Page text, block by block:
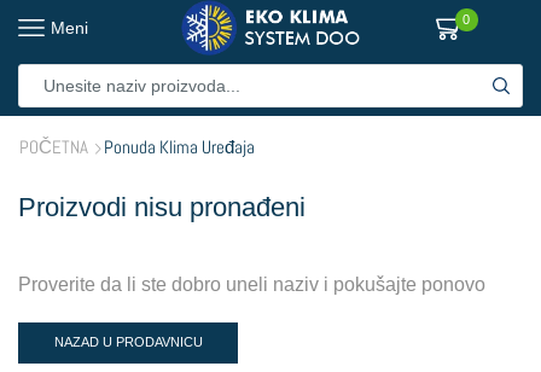
Meni 0
POČETNA Ponuda Klima Uređaja
Proizvodi nisu pronađeni
Proverite da li ste dobro uneli naziv i pokušajte ponovo
NAZAD U PRODAVNICU